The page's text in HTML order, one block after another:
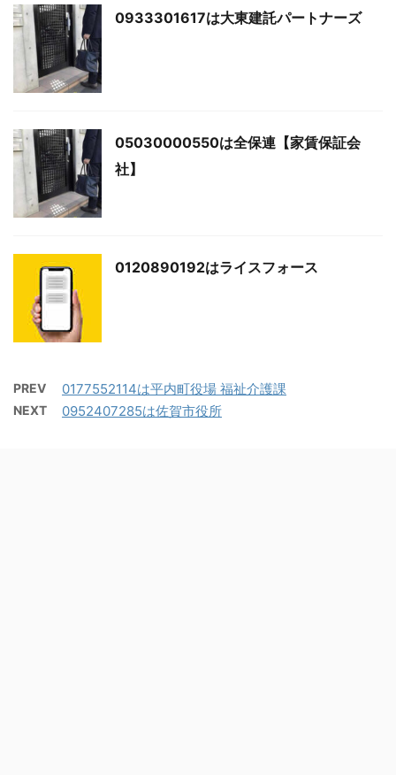
0933301617は大東建託パートナーズ
05030000550は全保連【家賃保証会
社】
0120890192はライスフォース
PREV 0177552114は平内町役場 福祉介護課
NEXT 0952407285は佐賀市役所